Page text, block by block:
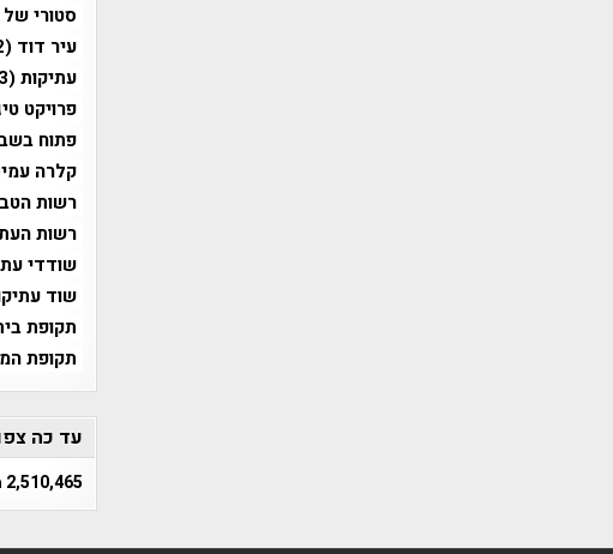
סטורי
עיר דוד (52)
עתיקות(183)
פרויקט
פתוח
קלרה
רשות
רשות
שודדי
שוד
תקופת
תקופת
עד כה
2,510,465 מבקרים